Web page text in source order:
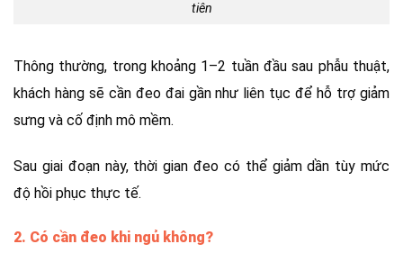
tiên
Thông thường, trong khoảng 1–2 tuần đầu sau phẫu thuật,
khách hàng sẽ cần đeo đai gần như liên tục để hỗ trợ giảm
sưng và cố định mô mềm.
Sau giai đoạn này, thời gian đeo có thể giảm dần tùy mức
độ hồi phục thực tế.
2. Có cần đeo khi ngủ không?